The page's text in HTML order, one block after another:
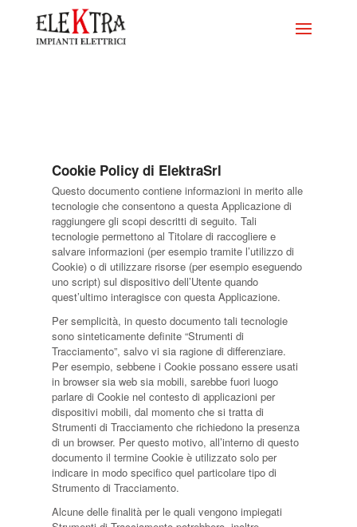
Cookie Policy di ElektraSrl
Questo documento contiene informazioni in merito alle
tecnologie che consentono a questa Applicazione di
raggiungere gli scopi descritti di seguito. Tali
tecnologie permettono al Titolare di raccogliere e
salvare informazioni (per esempio tramite l’utilizzo di
Cookie) o di utilizzare risorse (per esempio eseguendo
uno script) sul dispositivo dell’Utente quando
quest’ultimo interagisce con questa Applicazione.
Per semplicità, in questo documento tali tecnologie
sono sinteticamente definite “Strumenti di
Tracciamento”, salvo vi sia ragione di differenziare.
Per esempio, sebbene i Cookie possano essere usati
in browser sia web sia mobili, sarebbe fuori luogo
parlare di Cookie nel contesto di applicazioni per
dispositivi mobili, dal momento che si tratta di
Strumenti di Tracciamento che richiedono la presenza
di un browser. Per questo motivo, all’interno di questo
documento il termine Cookie è utilizzato solo per
indicare in modo specifico quel particolare tipo di
Strumento di Tracciamento.
Alcune delle finalità per le quali vengono impiegati